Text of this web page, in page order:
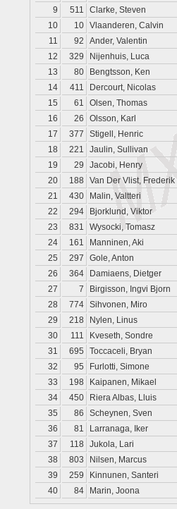
9
511 Clarke, Steven
10
10 Vlaanderen, Calvin
11
92 Ander, Valentin
12
329 Nijenhuis, Luca
13
80 Bengtsson, Ken
14
411 Dercourt, Nicolas
15
61 Olsen, Thomas
16
26 Olsson, Karl
17
377 Stigell, Henric
18
221 Jaulin, Sullivan
19
29 Jacobi, Henry
20
188 Van Der Vlist, Frederik
21
430 Malin, Valtteri
22
294 Bjorklund, Viktor
23
831 Wysocki, Tomasz
24
161 Manninen, Aki
25
297 Gole, Anton
26
364 Damiaens, Dietger
27
7 Birgisson, Ingvi Bjorn
28
774 Sihvonen, Miro
29
218 Nylen, Linus
30
111 Kveseth, Sondre
31
695 Toccaceli, Bryan
32
95 Furlotti, Simone
33
198 Kaipanen, Mikael
34
450 Riera Albas, Lluis
35
86 Scheynen, Sven
36
81 Larranaga, Iker
37
118 Jukola, Lari
38
803 Nilsen, Marcus
39
259 Kinnunen, Santeri
40
84 Marin, Joona